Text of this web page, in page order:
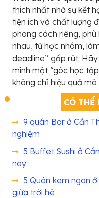
thích nhất nhờ sự kết
tiện ích và chất lượng
phong cách riêng, phù
nhau, từ học nhóm,
deadline” gấp rút.
mình một “góc học
không chỉ hiệu quả
CÓ THỂ
9 quán Bar ở Cần
nghiệm
5 Buffet Sushi ở
nay
5 Quán kem ngon
giữa trời hè